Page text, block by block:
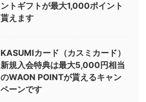
ントギフトが最大1,000ポイント
貰えます
KASUMIカード（カスミカード）
新規入会特典は最大5,000円相当
のWAON POINTが貰えるキャン
ペーンです